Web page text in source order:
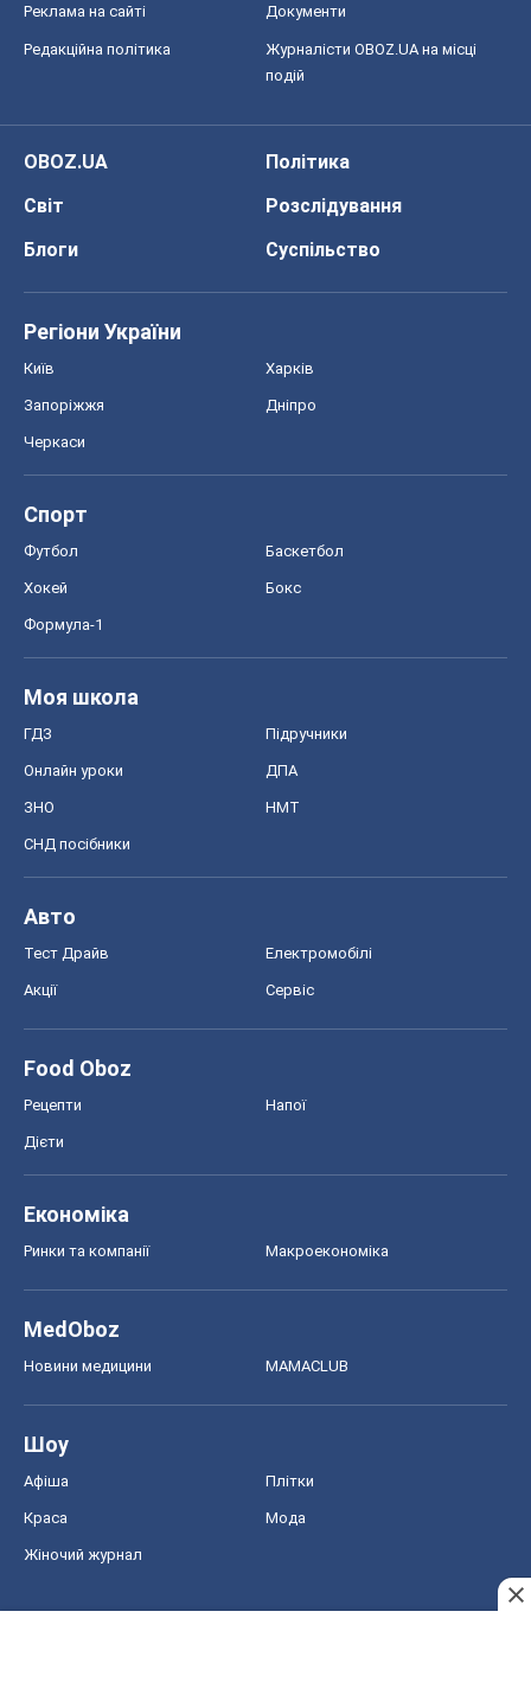
Реклама на сайті Документи
Редакційна політика
Журналісти OBOZ.UA на місці
подій
OBOZ.UA
Політика
Світ
Розслідування
Блоги
Суспільство
Регіони України
Київ Харків
Запоріжжя Дніпро
Черкаси
Спорт
Футбол Баскетбол
Хокей Бокс
Формула-1
Моя школа
ГДЗ Підручники
Онлайн уроки ДПА
ЗНО НМТ
СНД посібники
Авто
Тест Драйв Електромобілі
Акції Сервіс
Food Oboz
Рецепти Напої
Дієти
Економіка
Ринки та компанії Макроекономіка
MedOboz
Новини медицини MAMACLUB
Шоу
Афіша Плітки
Краса Мода
Жіночий журнал